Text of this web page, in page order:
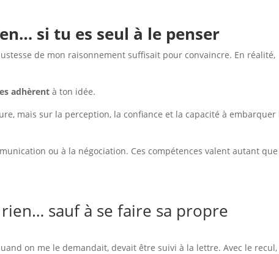
si tu es seul à le penser
de mon raisonnement suffisait pour convaincre. En réalité,
adhèrent à ton idée.
mais sur la perception, la confiance et la capacité à embarquer
ou à la négociation. Ces compétences valent autant
sauf à se faire sa propre
on me le demandait, devait être suivi à la lettre. Avec le recul,